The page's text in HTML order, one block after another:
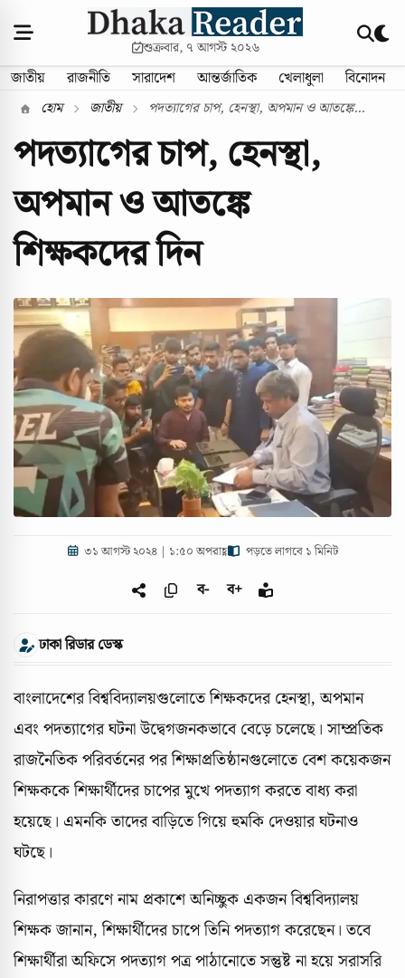
শুক্রবার, ৭ আগস্ট ২০২৬
জাতীয় রাজনীতি সারাদেশ আন্তর্জাতিক খেলাধুলা বিনোদন
হোম জাতীয় পদত্যাগের চাপ, হেনস্থা, অপমান ও আতঙ্কে...
পদত্যাগের চাপ, হেনস্থা,
অপমান ও আতঙ্কে
শিক্ষকদের দিন
৩১ আগস্ট ২০২৪ | ১:৫০ অপরাহ্ণ পড়তে লাগবে ১ মিনিট
ব- ব+
ঢাকা রিডার ডেস্ক
বাংলাদেশের বিশ্ববিদ্যালয়গুলোতে শিক্ষকদের হেনস্থা, অপমান
এবং পদত্যাগের ঘটনা উদ্বেগজনকভাবে বেড়ে চলেছে। সাম্প্রতিক
রাজনৈতিক পরিবর্তনের পর শিক্ষাপ্রতিষ্ঠানগুলোতে বেশ কয়েকজন
শিক্ষককে শিক্ষার্থীদের চাপের মুখে পদত্যাগ করতে বাধ্য করা
হয়েছে। এমনকি তাদের বাড়িতে গিয়ে হুমকি দেওয়ার ঘটনাও
ঘটছে।
নিরাপত্তার কারণে নাম প্রকাশে অনিচ্ছুক একজন বিশ্ববিদ্যালয়
শিক্ষক জানান, শিক্ষার্থীদের চাপে তিনি পদত্যাগ করেছেন। তবে
শিক্ষার্থীরা অফিসে পদত্যাগ পত্র পাঠানোতে সন্তুষ্ট না হয়ে সরাসরি